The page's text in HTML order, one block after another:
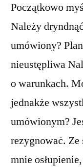
Początkowo
Należy
umówiony?
nieustępliwa
o warunkach.
jednakże
umówionym?
rezygnować.
mnie